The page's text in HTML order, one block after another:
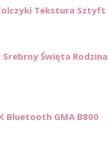
Tekstura Sztyft
Święta Rodzina
Bluetooth GMA B800